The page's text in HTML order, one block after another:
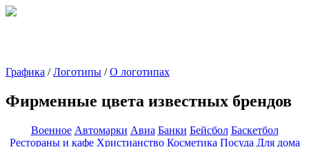
Графика /Логотипы /О логотипах
Фирменные цвета известных брендов
Военное Автомарки Авиа Банки Бейсбол Баскетбол
Рестораны и кафе Христианство Косметика Посуда Для дома